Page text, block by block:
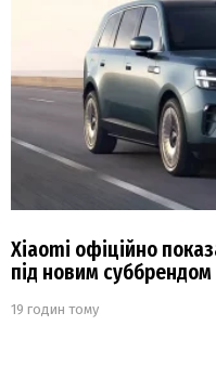
Xiaomi офіційно
під новим суббрендом
19 годин тому